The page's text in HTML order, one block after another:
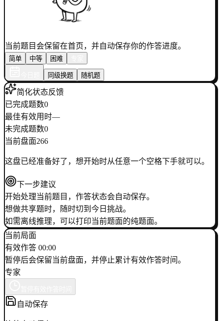
当前题目会保留在首页，并自动保存你的作答进度。
简单 中等 困难
同级换题 随机题
简化状态反馈
已完成题数0
最佳有效用时—
未完成题数0
当前盘面266
这盘已经准备好了，想开始时从任意一个空格下手就可以。
下一步建议
开始处理当前题目，作答状态会自动保存。
想做共享题时，随时切到今日挑战。
如需离线推理，可以打印当前题面的纯题面。
当前局面
有效作答 00:00
暂停后会保留当前盘面，并停止累计有效作答时间。
专家
自动保存